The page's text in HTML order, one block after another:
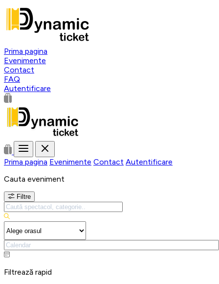
Prima pagina
Evenimente
Contact
FAQ
Autentificare
Prima pagina Evenimente Contact Autentificare
Cauta eveniment
Filtre
Filtrează rapid